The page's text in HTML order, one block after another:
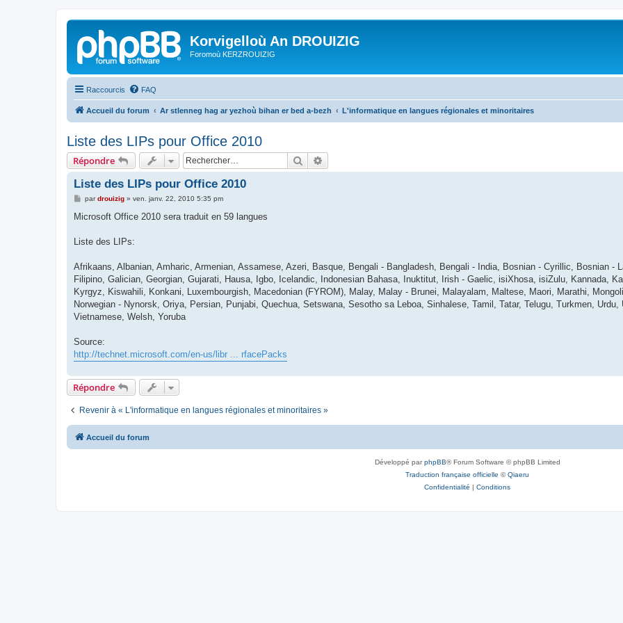
Korvigelloù An DROUIZIG
Foromoù KERZROUIZIG
Raccourcis FAQ
Accueil du forum Ar stlenneg hag ar yezhoù bihan er bed a-bezh L'informatique en langues régionales et minoritaires
Liste des LIPs pour Office 2010
Répondre Rechercher
Liste des LIPs pour Office 2010
M
s
g
pardrouizig» ven. janv. 22, 2010 5:35 pm
Microsoft Office 2010 sera traduit en 59 langues
Liste des LIPs:
Afrikaans, Albanian, Amharic, Armenian, Assamese, Azeri, Basque, Bengali - Bangladesh, Bengali - India, Bosnian - Cyrillic, Bosnian -
Filipino, Galician, Georgian, Gujarati, Hausa, Igbo, Icelandic, Indonesian Bahasa, Inuktitut, Irish - Gaelic, isiXhosa, isiZulu, Kannada,
Kyrgyz, Kiswahili, Konkani, Luxembourgish, Macedonian (FYROM), Malay, Malay - Brunei, Malayalam, Maltese, Maori, Marathi,
Norwegian - Nynorsk, Oriya, Persian, Punjabi, Quechua, Setswana, Sesotho sa Leboa, Sinhalese, Tamil, Tatar, Telugu, Turkmen, Urdu,
Vietnamese, Welsh, Yoruba
Source:
http://technet.microsoft.com/en-us/libr ... rfacePacks
Répondre
Revenir à « L'informatique en langues régionales et minoritaires »
Accueil du forum
Développé parphpBB® Forum Software © phpBB Limited
Traduction française officielle ©Qiaeru
Confidentialité | Conditions